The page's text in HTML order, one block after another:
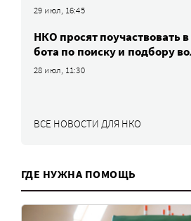
29 июл, 16:45
НКО просят поучаствовать
бота по поиску и подбору
28 июл, 11:30
ВСЕ НОВОСТИ ДЛЯ НКО
ГДЕ НУЖНА ПОМОЩЬ